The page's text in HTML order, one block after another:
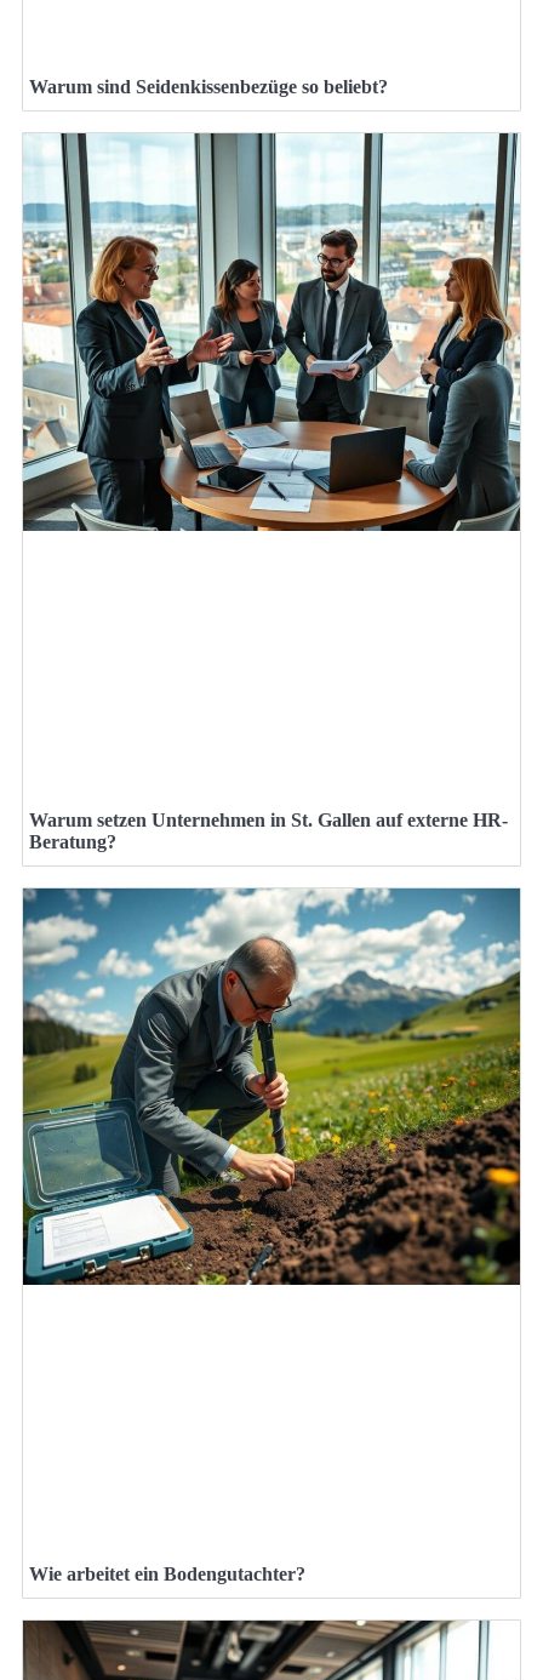
Warum sind Seidenkissenbezüge so beliebt?
Warum setzen Unternehmen in St. Gallen auf externe HR-
Beratung?
Wie arbeitet ein Bodengutachter?